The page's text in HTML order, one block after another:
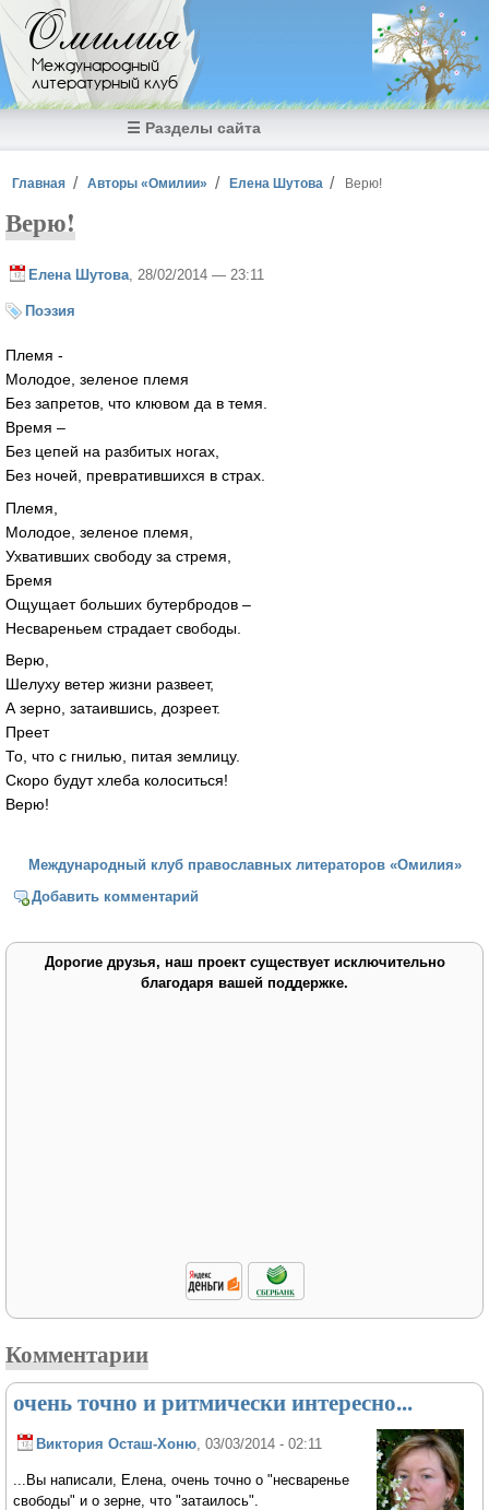
Перейти к основному содержанию
Омилия
Международный
литературный клуб
☰ Разделы сайта
Вы здесь
Главная Авторы «Омилии» Елена Шутова Верю!
Верю!
Елена Шутова , 28/02/2014 — 23:11
Поэзия
Племя -
Молодое, зеленое племя
Без запретов, что клювом да в темя.
Время –
Без цепей на разбитых ногах,
Без ночей, превратившихся в страх.
Племя,
Молодое, зеленое племя,
Ухвативших свободу за стремя,
Бремя
Ощущает больших бутербродов –
Несвареньем страдает свободы.
Верю,
Шелуху ветер жизни развеет,
А зерно, затаившись, дозреет.
Преет
То, что с гнилью, питая землицу.
Скоро будут хлеба колоситься!
Верю!
Международный клуб православных литераторов «Омилия»
Добавить комментарий
Дорогие друзья, наш проект существует исключительно
благодаря вашей поддержке.
Комментарии
очень точно и ритмически интересно...
Виктория Осташ-Хоню, 03/03/2014 - 02:11
...Вы написали, Елена, очень точно о "несваренье
свободы" и о зерне, что "затаилось".